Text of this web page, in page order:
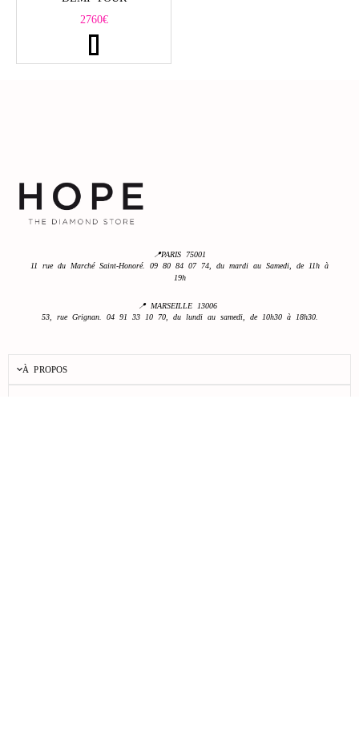
2760€
📍PARIS 75001
11 rue du Marché Saint-Honoré. 09 80 84 07 74, du mardi au Samedi, de 11h à
19h
📍 MARSEILLE 13006
53, rue Grignan. 04 91 33 10 70, du lundi au samedi, de 10h30 à 18h30.
À PROPOS